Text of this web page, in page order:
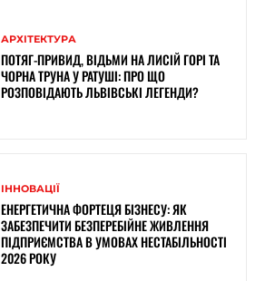
АРХІТЕКТУРА
ПОТЯГ-ПРИВИД, ВІДЬМИ НА ЛИСІЙ ГОРІ ТА
ЧОРНА ТРУНА У РАТУШІ: ПРО ЩО
РОЗПОВІДАЮТЬ ЛЬВІВСЬКІ ЛЕГЕНДИ?
ІННОВАЦІЇ
ЕНЕРГЕТИЧНА ФОРТЕЦЯ БІЗНЕСУ: ЯК
ЗАБЕЗПЕЧИТИ БЕЗПЕРЕБІЙНЕ ЖИВЛЕННЯ
ПІДПРИЄМСТВА В УМОВАХ НЕСТАБІЛЬНОСТІ
2026 РОКУ